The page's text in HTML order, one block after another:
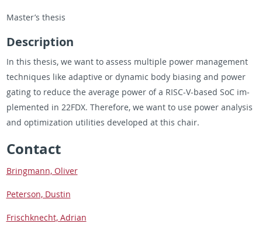
Mas­ter’s the­sis
De­scrip­tion
In this the­sis, we want to as­sess mul­ti­ple power man­age­ment
tech­niques like adap­tive or dy­namic body bi­as­ing and power
gat­ing to re­duce the av­er­age power of a RISC-V-based SoC im­
ple­mented in 22FDX. There­fore, we want to use power analy­sis
and op­ti­miza­tion util­i­ties de­vel­oped at this chair.
Con­tact
Bring­mann, Oliver
Pe­ter­son, Dustin
Frischknecht, Adrian